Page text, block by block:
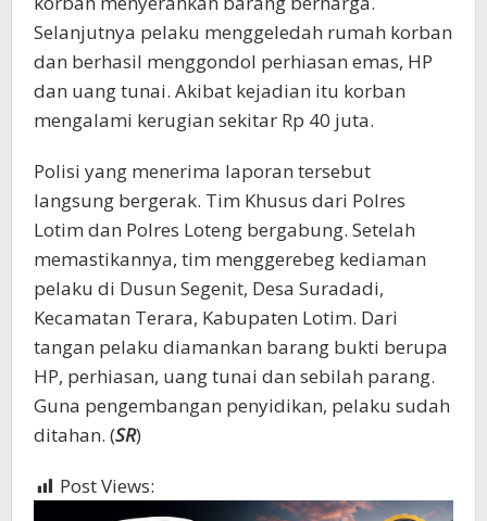
Selanjutnya pelaku menggeledah rumah korban
dan berhasil menggondol perhiasan emas, HP
dan uang tunai. Akibat kejadian itu korban
mengalami kerugian sekitar Rp 40 juta.
Polisi yang menerima laporan tersebut
langsung bergerak. Tim Khusus dari Polres
Lotim dan Polres Loteng bergabung. Setelah
memastikannya, tim menggerebeg kediaman
pelaku di Dusun Segenit, Desa Suradadi,
Kecamatan Terara, Kabupaten Lotim. Dari
tangan pelaku diamankan barang bukti berupa
HP, perhiasan, uang tunai dan sebilah parang.
Guna pengembangan penyidikan, pelaku sudah
ditahan. (SR)
Post Views: